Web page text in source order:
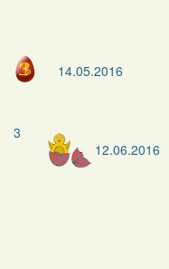
14.05.2016
3
12.06.2016